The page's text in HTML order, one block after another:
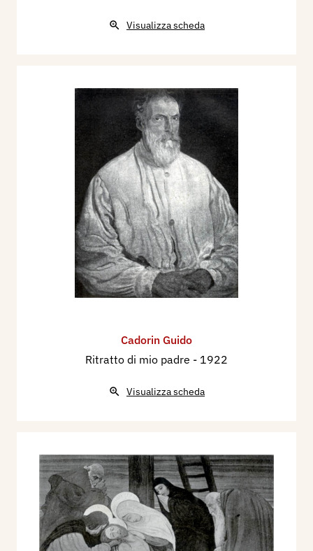
Tre Venezie, catalogo mostra, Venezia, p. 36.
della Città di Venezia, catalogo mostra, p. 106.
1930 - XVII Esposizione Venezia, 1930 VIII° 4
maggio - 4 novembre, Fascicolo di Aprile della
Rivista Le Tre Venezie, anno VI°, N° 4, p. 13.
1930 - Prima Mostra Internazionale d’Arte Sacra,
catalogo mostra, Roma, p. 63.
1934 - XIX Esposizione Biennale Internazionale
d'Arte di Venezia, catalogo mostra, p. 131.
1953 - Esposizione Nazionale d'Arte. Biennale di
Brera e della Permanente, catalogo mostra, tav.
1957 - Guido Cadorin, presentazioni di Virgilio
1996 - La Biennale di Venezia. Le Esposizioni
Internazionali d’Arte 1895-1995, Venezia,
Electa, pp. 343/344.
Visualizza scheda
Cadorin Guido
Ritratto di mio padre - 1922
Visualizza scheda